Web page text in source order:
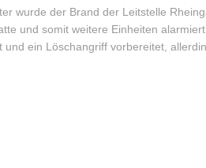
wurde der Brand der Leitstelle
und somit weitere Einheiten alarmiert
ein Löschangriff vorbereitet,